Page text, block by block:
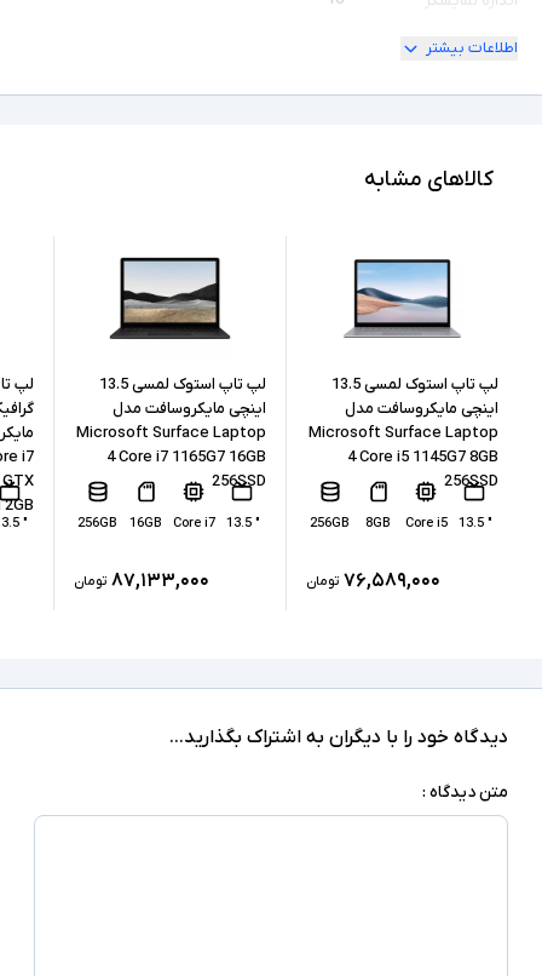
امکان چرخش
نسل پردازنده
16GB
حافظه داخلی 1TB
نوع حافظه داخلی SSD
پردازنده گرافیکی
Intel UHD Graphics 630 + AMD Radeon Pro
5500M
کارت گرافیک اختصاصی 4GB
سیستم عامل macOS
اطلاعات بیشتر
کالاهای مشابه
لپ تاپ استوک لمسی 13.5
اینچی مایکروسافت مدل
Microsoft Surface Laptop
4 Core i5 1145G7 8GB
256SSD
" 13.5
Core i5
8GB
256GB
۷۶,۵۸۹,۰۰۰ تومان
لپ تاپ استوک لمسی 13.5
اینچی مایکروسافت مدل
Microsoft Surface Laptop
4 Core i7 1165G7 16GB
256SSD
" 13.5
Core i7
16GB
256GB
۸۷,۱۳۳,۰۰۰ تومان
لپ
i7
GTX
" 13.5
دیدگاه خود را با دیگران به اشتراک بگذارید...
متن دیدگاه :